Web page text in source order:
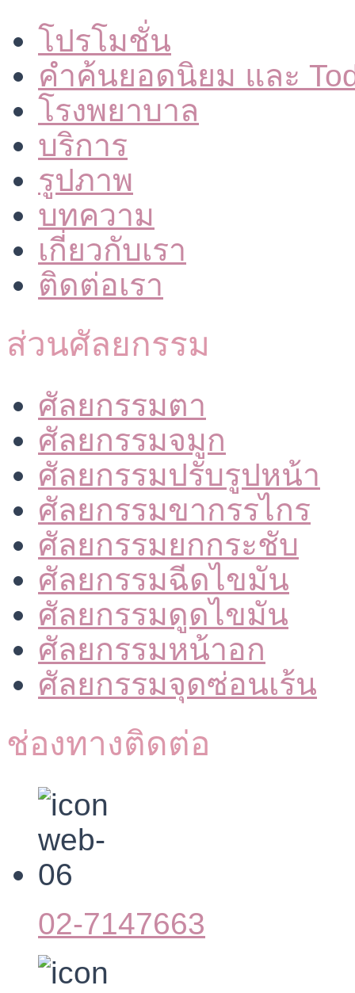
โปรโมชั่น
คำค้นยอดนิยม และ
โรงพยาบาล
บริการ
รูปภาพ
บทความ
เกี่ยวกับเรา
ติดต่อเรา
ส่วนศัลยกรรม
ศัลยกรรมตา
ศัลยกรรมจมูก
ศัลยกรรมปรับรูปหน้า
ศัลยกรรมขากรรไกร
ศัลยกรรมยกกระชับ
ศัลยกรรมฉีดไขมัน
ศัลยกรรมดูดไขมัน
ศัลยกรรมหน้าอก
ศัลยกรรมจุดซ่อนเร้น
ช่องทางติดต่อ
02-7147663